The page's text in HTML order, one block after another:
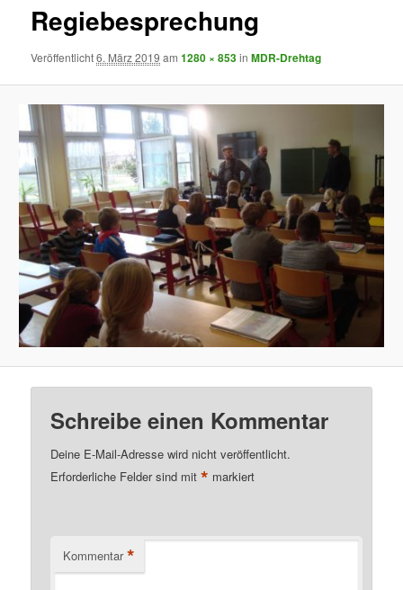
Regiebesprechung
Veröffentlicht6. März 2019 am1280 × 853inMDR-Drehtag
Schreibe einen Kommentar
Deine E-Mail-Adresse wird nicht veröffentlicht.
Erforderliche Felder sind mit* markiert
Kommentar *